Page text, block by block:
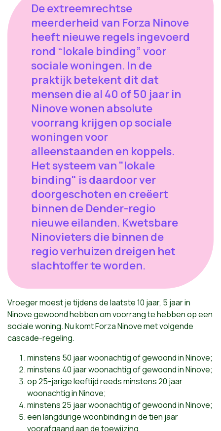
De extreemrechtse
meerderheid van Forza Ninove
heeft nieuwe regels ingevoerd
rond “lokale binding” voor
sociale woningen. In de
praktijk betekent dit dat
mensen die al 40 of 50 jaar in
Ninove wonen absolute
voorrang krijgen op sociale
woningen voor
alleenstaanden en koppels.
Het systeem van "lokale
binding" is daardoor ver
doorgeschoten en creëert
binnen de Dender-regio
nieuwe eilanden. Kwetsbare
Ninovieters die binnen de
regio verhuizen dreigen het
slachtoffer te worden.
Vroeger moest je tijdens de laatste 10 jaar, 5 jaar in
Ninove gewoond hebben om voorrang te hebben op een
sociale woning. Nu komt Forza Ninove met volgende
cascade-regeling.
minstens 50 jaar woonachtig of gewoond in Ninove;
minstens 40 jaar woonachtig of gewoond in Ninove;
op 25-jarige leeftijd reeds minstens 20 jaar
woonachtig in Ninove;
minstens 25 jaar woonachtig of gewoond in Ninove;
een langdurige woonbinding in de tien jaar
voorafgaand aan de toewijzing.